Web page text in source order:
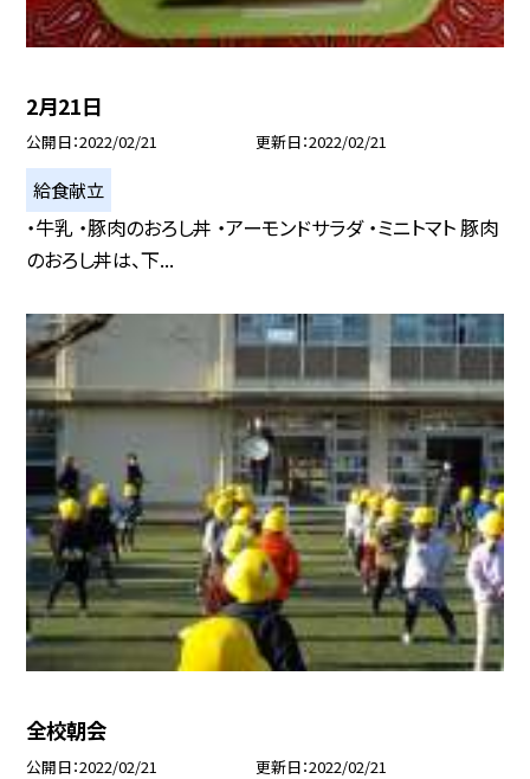
2月21日
公開日 2022/02/21 更新日 2022/02/21
給食献立
・牛乳 ・豚肉のおろし丼 ・アーモンドサラダ ・ミニトマト 豚肉
のおろし丼は、下...
全校朝会
公開日 2022/02/21 更新日 2022/02/21